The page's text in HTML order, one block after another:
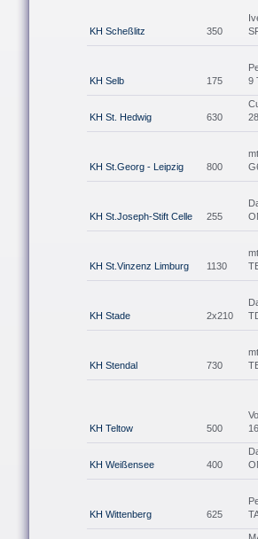
KH Scheßlitz 350
KH Selb 175
9
KH St. Hedwig 630
KH St.Georg - Leipzig 800
KH St.Joseph-Stift Celle 255
KH St.Vinzenz Limburg 1130
KH Stade 2x210
KH Stendal 730
KH Teltow 500
KH Weißensee 400
KH Wittenberg 625